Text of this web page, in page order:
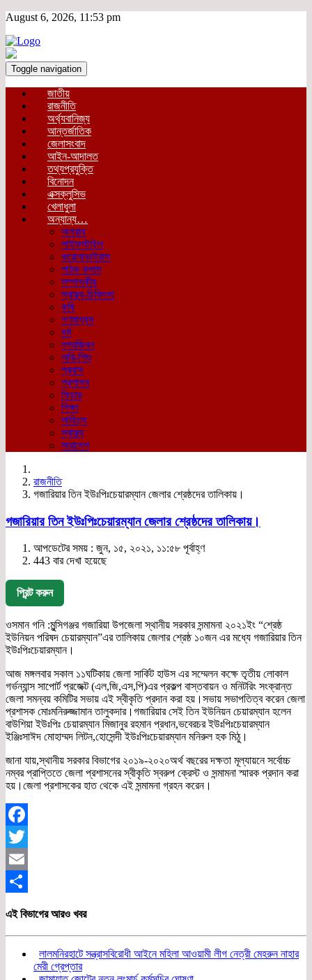
August 6, 2026, 11:53 pm
Toggle navigation
জাতীয়
রাজনীতি
অর্থ্যবানিজ্য
আন্তর্জাতিক
জেলাসংবাদ
আইন-আদালত
তথ্যপ্রযুক্তি
বিনোদন
এক্সক্লুসিভ
খেলাধুলা
অন্যান্য…
অপরাধ
লাইফস্টাইল
করোনাভাইরাস
পাঠক কলাম
সম্পাদকীয়
স্বাস্থ্য-চিকিৎসা
কৃষি
গণমাধ্যম
ধর্ম
নগরজিবন
নারি-শিশু
প্রবাস
প্রশাসন
ফিচার
শিক্ষা
সাহিত্য
স্বাস্থ্য
সারাদেশ
রাজনীতি
গজারিয়ার তিন ইউঃপিঃচেয়ারম্যান জেলার শ্রেষ্ঠদের তালিকায়।
গজারিয়ার তিন ইউঃপিঃচেয়ারম্যান জেলার শ্রেষ্ঠদের তালিকায়।
আপডেটের সময় : জুন, ১৫, ২০২১, ১১:৫৮ পূর্বাহ্ণ
443 বার দেখা হয়েছে
প্রিন্ট করুন
ওসমান গনি :মুন্সিগঞ্জর গজারিয়া উপজেলা স্থানীয় সরকার সন্মামনা ২০২১ইং “শ্রেষ্ঠ
ইউনিয়ন পরিষদ চেয়ারম্যান”এর তালিকায় জেলার শ্রেষ্ঠ ১০জন এর মধ্যে গজারিয়ার তিন
ইউঃপিঃচেয়ারম্যান।
আজ মঙ্গলবার সকাল ১১ঘটিকায় জেলা সার্কিট হাউস এর সম্মেলন কক্ষে তৃতীয় লোকাল
গর্ভন্যান্স সাপোর্ট প্রজেক্ট (এল,জি,এস,পি)এর প্রকল্প বাস্তবায়ন ও মনিটরিং সংক্রান্ত
জেলা সমন্বয় কমিটির সভায় এই স্বীকৃতি প্রদান করা হয়।সভায় সভাপতিত্ব করেন জেলা
প্রশাসক মোঃমনিরুজ্জামান তালুকদার।গজারিয়ার সেই তিন ইউনিয়ন চেয়ারম্যান হলেন
বাউশিয়া ইউঃপিঃ চেয়ারম্যান মিজানুর রহমান প্রধান,ভবেরচর ইউঃপিঃচেয়ারম্যান
ইঞ্জিঃসাঈদ মোহাম্মদ লিটন,হোসেন্দী ইউঃপিঃচেয়ারম্যান মনিরুল হক মিঠু।
জানা যায়,স্থানীয় সরকার বিভাগের ২০১৯-২০২০অর্থ বছরের দক্ষতা মূল্যায়নে সর্বোচ্চ
নম্বর প্রাপ্তিতে জেলা প্রশাসনের স্বীকৃতি স্বরুপ ক্রেস্ট ও সন্মামনা স্মারক প্রদান করা
হয়।জেলা প্রশাসকের হাত থেকে এই সন্মামনা গ্রহন করেন।
Facebook
Twitter
Email
এই বিভাগের আরও খবর
লালমনিরহাটে সন্ত্রাসবিরোধী আইনে মহিলা আওয়ামী লীগ নেত্রী মেহরুন নাহার
মেরী গ্রেপ্তার